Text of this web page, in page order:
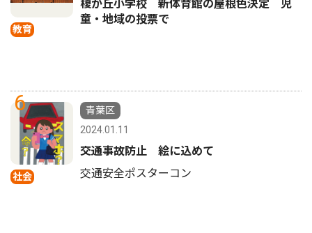
教育
榎が丘小学校 新体育館の屋根色決定 児
童・地域の投票で
6
社会
青葉区
2024.01.11
交通事故防止 絵に込めて
交通安全ポスターコン